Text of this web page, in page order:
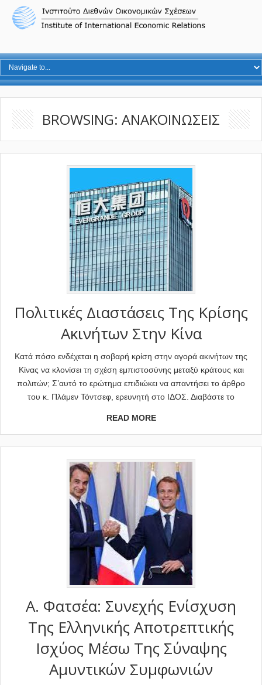
BROWSING: ΑΝΑΚΟΙΝΩΣΕΙΣ
Πολιτικές Διαστάσεις Της Κρίσης
Ακινήτων Στην Κίνα
Κατά πόσο ενδέχεται η σοβαρή κρίση στην αγορά ακινήτων της
Κίνας να κλονίσει τη σχέση εμπιστοσύνης μεταξύ κράτους και
πολιτών; Σ’αυτό το ερώτημα επιδιώκει να απαντήσει το άρθρο
του κ. Πλάμεν Τόντσεφ, ερευνητή στο ΙΔΟΣ. Διαβάστε το
READ MORE
Α. Φατσέα: Συνεχής Ενίσχυση
Της Ελληνικής Αποτρεπτικής
Ισχύος Μέσω Της Σύναψης
Αμυντικών Συμφωνιών